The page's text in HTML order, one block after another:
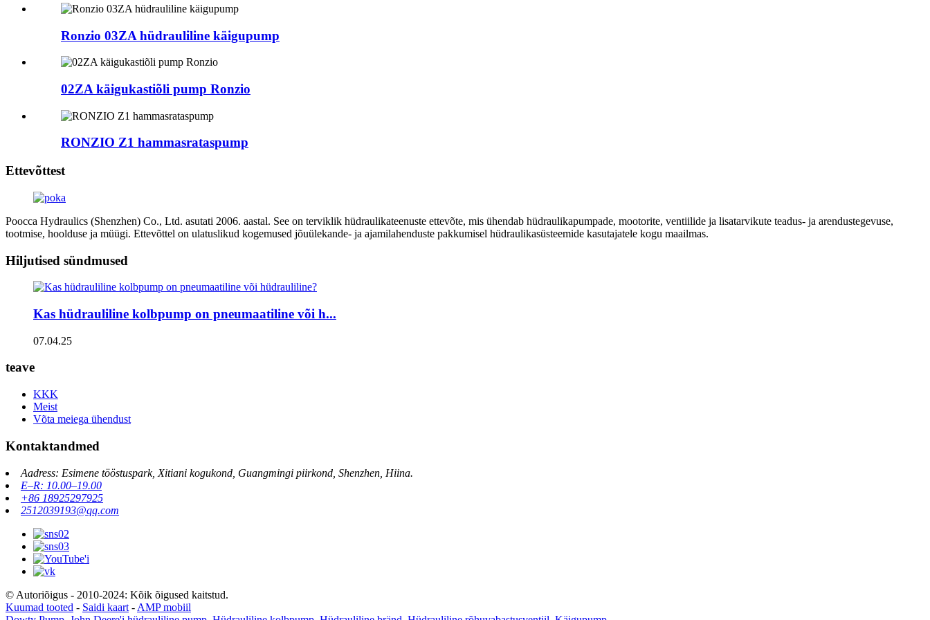
Ronzio 03ZA hüdrauliline käigupump
02ZA käigukastiõli pump Ronzio
RONZIO Z1 hammasrataspump
Ettevõttest
Poocca Hydraulics (Shenzhen) Co., Ltd. asutati 2006. aastal. See on terviklik hüdraulikateenuste ettevõte, mis ühendab hüdraulikapumpade, mootorite, ventiilide ja lisatarvikute teadus- ja arendustegevuse,
tootmise, hoolduse ja müügi. Ettevõttel on ulatuslikud kogemused jõuülekande- ja ajamilahenduste pakkumisel hüdraulikasüsteemide kasutajatele kogu maailmas.
Hiljutised sündmused
Kas hüdrauliline kolbpump on pneumaatiline või h...
07.04.25
teave
KKK
Meist
Võta meiega ühendust
Kontaktandmed
Aadress: Esimene tööstuspark, Xitiani kogukond, Guangmingi piirkond, Shenzhen, Hiina.
E–R: 10.00–19.00
+86 18925297925
2512039193@qq.com
© Autoriõigus - 2010-2024: Kõik õigused kaitstud.
Kuumad tooted - Saidi kaart - AMP mobiil